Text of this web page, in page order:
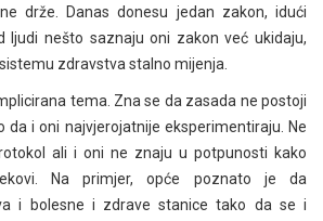
drže. Danas donesu jedan zakon, idući
ljudi nešto saznaju oni zakon već ukidaju,
zdravstva stalno mijenja.
tema. Zna se da zasada ne postoji
da i oni najvjerojatnije eksperimentiraju. Ne
ali i oni ne znaju u potpunosti kako
Na primjer, opće poznato je da
i bolesne i zdrave stanice tako da se i